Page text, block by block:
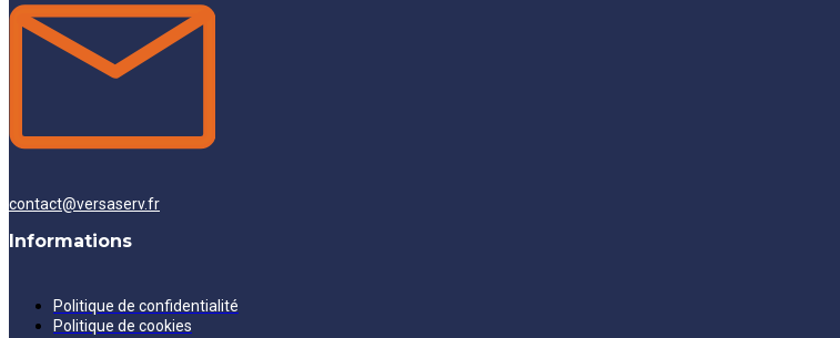
contact@versaserv.fr
Informations
Politique de confidentialité
Politique de cookies